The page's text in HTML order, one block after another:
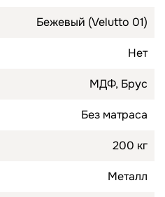
Бежевый (Velutto 01)
Нет
МДФ, Брус
Без матраса
200 кг
Металл